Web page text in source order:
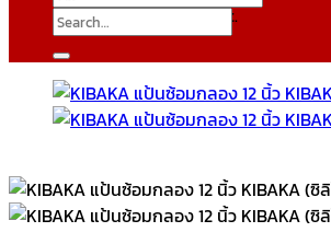
No products in the cart.
Search
for: